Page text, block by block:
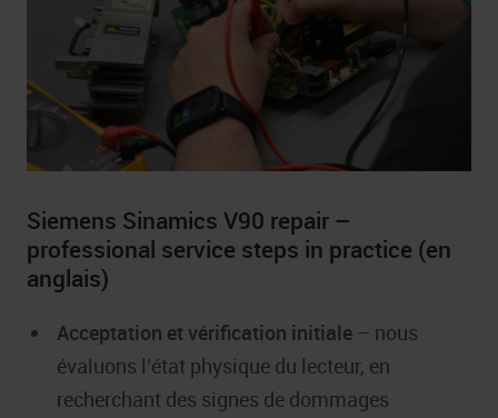
Siemens Sinamics V90 repair –
professional service steps in practice (en
anglais)
Acceptation et vérification initiale – nous
évaluons l’état physique du lecteur, en
recherchant des signes de dommages